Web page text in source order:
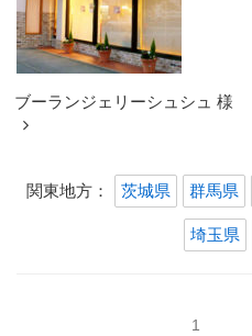
ブーランジェリーシュシュ 様
関東地方： 茨城県 群馬県
埼玉県
1